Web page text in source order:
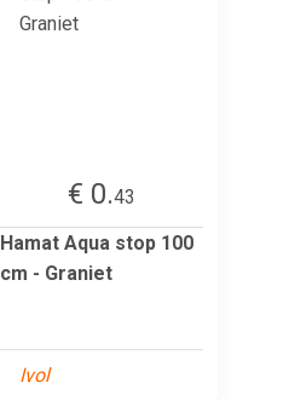
€ 0.43
Hamat Aqua stop 100
cm - Graniet
Ivol